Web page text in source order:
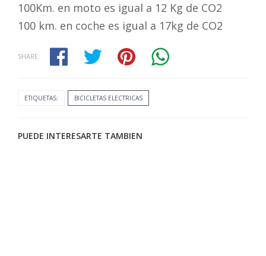
100Km. en moto es igual a 12 Kg de CO2
100 km. en coche es igual a 17kg de CO2
SHARE:
ETIQUETAS: BICICLETAS ELECTRICAS
PUEDE INTERESARTE TAMBIEN